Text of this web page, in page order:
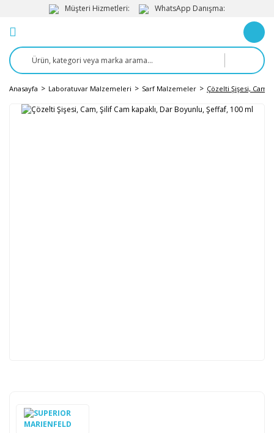
Müşteri Hizmetleri: WhatsApp Danışma:
Anasayfa Laboratuvar Malzemeleri Sarf Malzemeler Çözelti Şişesi, Cam,